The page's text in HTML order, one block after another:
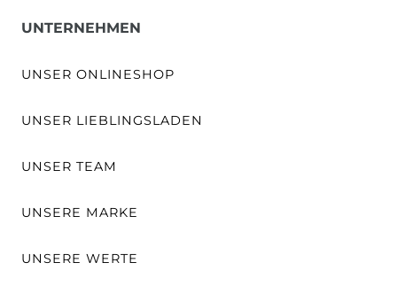
UNTERNEHMEN
UNSER ONLINESHOP
UNSER LIEBLINGSLADEN
UNSER TEAM
UNSERE MARKE
UNSERE WERTE